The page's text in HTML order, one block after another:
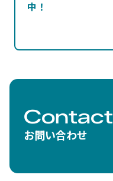
中！
Contact
お問い合わせ